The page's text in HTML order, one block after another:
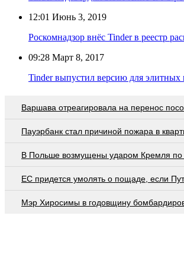
12:01 Июнь 3, 2019
Роскомнадзор внёс Tinder в реестр
09:28 Март 8, 2017
Tinder выпустил версию для элитных
Варшава отреагировала на перенос
Пауэрбанк стал причиной пожара в
В Польше возмущены ударом Кремля по
EC придется умолять о пощаде, если
Мэр Хиросимы в годовщину